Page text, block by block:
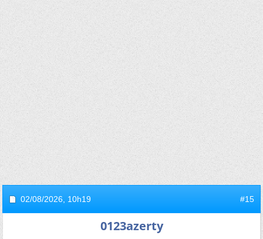
02/08/2026, 10h19 #15
0123azerty